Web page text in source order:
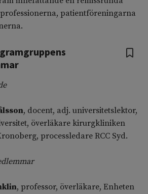
patientföreningarna
, docent, adj. universitetslektor,
överläkare kirurgkliniken
processledare RCC Syd.
, professor, överläkare, Enheten